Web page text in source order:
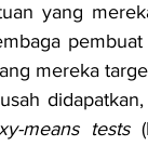
yang
mereka
means tests